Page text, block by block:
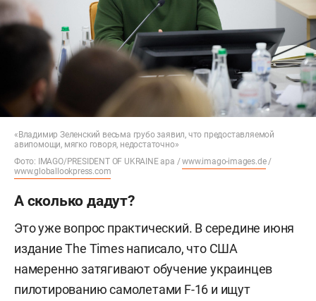
«Владимир Зеленский весьма грубо заявил, что предоставляемой
авипомощи, мягко говоря, недостаточно»
Фото: IMAGO/PRESIDENT OF UKRAINE apa /www.imago-images.de/
www.globallookpress.com
А сколько дадут?
Это уже вопрос практический. В середине июня
издание The Times написало, что США
намеренно затягивают обучение украинцев
пилотированию самолетами F-16 и ищут